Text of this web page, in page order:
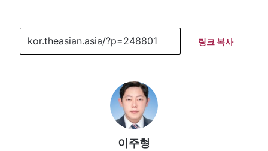
링크 복사
이주형